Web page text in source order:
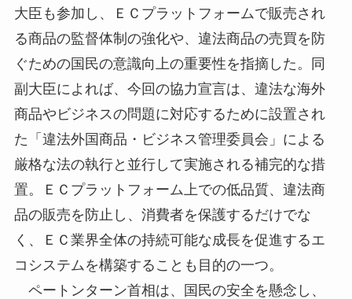
大臣も参加し、ＥＣプラットフォームで販売され
る商品の監督体制の強化や、違法商品の売買を防
ぐための国民の意識向上の重要性を指摘した。同
副大臣によれば、今回の協力宣言は、違法な海外
商品やビジネスの問題に対応するために設置され
た「違法外国商品・ビジネス管理委員会」による
厳格な法の執行と並行して実施される補完的な措
置。ＥＣプラットフォーム上での低品質、違法商
品の販売を防止し、消費者を保護するだけでな
く、ＥＣ業界全体の持続可能な成長を促進するエ
コシステムを構築することも目的の一つ。
ペートンターン首相は、国民の安全を懸念し、